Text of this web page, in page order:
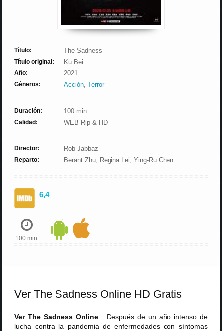
Título: The Sadness
Título original: Ku Bei
Año: 2021
Géneros: Acción,Terror
Duración: 100 min.
Calidad: WEB Rip & HD
Director: Rob Jabbaz
Reparto: Berant Zhu, Regina Lei, Ying-Ru Chen
6,4
100 min.
Ver The Sadness Online HD Gratis
Ver The Sadness Online : Después de un año intenso de
lucha contra la pandemia de enfermedades con síntomas